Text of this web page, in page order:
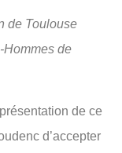
de Toulouse
Hommes de
de ce
d’accepter